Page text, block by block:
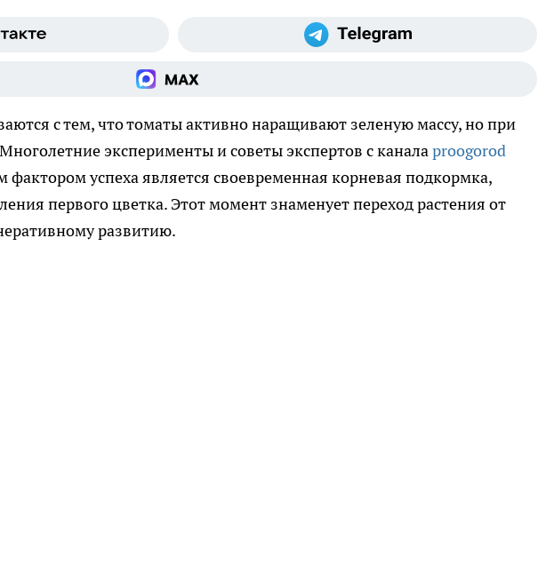
с тем, что томаты активно наращивают зеленую массу, но при
эксперименты и советы экспертов с каналаproogorod
успеха является своевременная корневая подкормка,
первого цветка. Этот момент знаменует переход растения от
развитию.